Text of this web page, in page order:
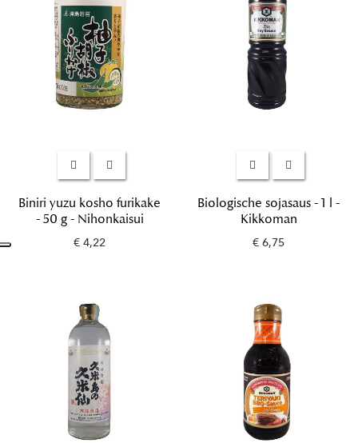
Biniri yuzu kosho furikake
- 50 g - Nihonkaisui
€ 4,22
Biologische sojasaus - 1 l -
Kikkoman
€ 6,75